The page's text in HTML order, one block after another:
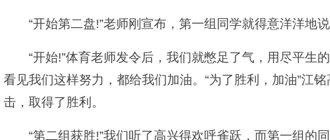
“开始第二盘!”老师刚宣布，第一组同学就得意洋洋地
“开始!”体育老师发令后，我们就憋足了气，用尽平
看见我们这样努力，都给我们加油。“为了胜利，加油”江
击，取得了胜利。
“第二组获胜!”我们听了高兴得欢呼雀跃，而第一组的